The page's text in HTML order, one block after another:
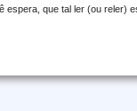
que tal ler (ou reler)